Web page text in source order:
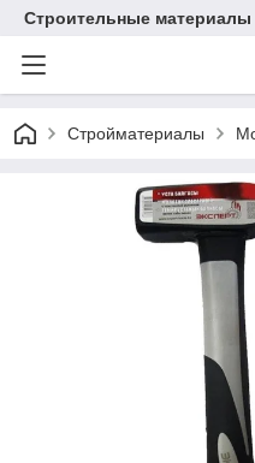
Строительные
Стройматериалы